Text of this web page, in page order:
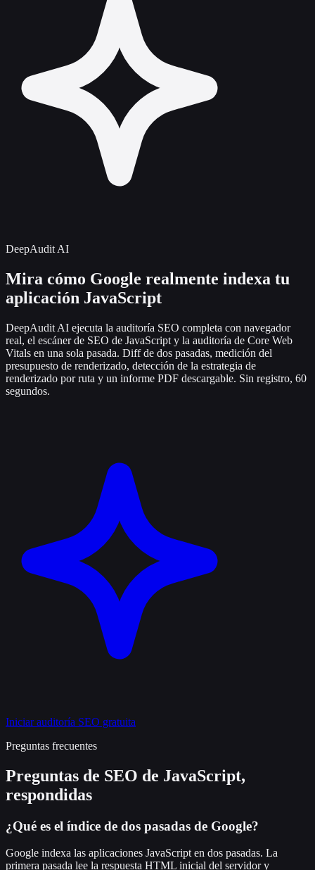
DeepAudit AI
Mira cómo Google realmente indexa tu
aplicación JavaScript
DeepAudit AI ejecuta la auditoría SEO completa con navegador
real, el escáner de SEO de JavaScript y la auditoría de Core Web
Vitals en una sola pasada. Diff de dos pasadas, medición del
presupuesto de renderizado, detección de la estrategia de
renderizado por ruta y un informe PDF descargable. Sin registro, 60
segundos.
Iniciar auditoría SEO gratuita
Preguntas frecuentes
Preguntas de SEO de JavaScript,
respondidas
¿Qué es el índice de dos pasadas de Google?
Google indexa las aplicaciones JavaScript en dos pasadas. La
primera pasada lee la respuesta HTML inicial del servidor y